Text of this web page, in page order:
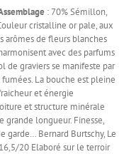
: 70% Sémillon,
cristalline or pale, aux
arômes de fleurs blanches
avec des parfums
de graviers se manifeste par
La bouche est pleine
et énergie
et structure minérale
grande longueur. Finesse,
garde… Bernard Burtschy, Le
20 Elaboré sur le terroir